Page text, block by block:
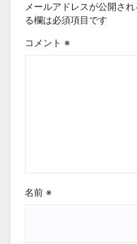
メールアドレスが公開され
る欄は必須項目です
コメント ※
名前 ※